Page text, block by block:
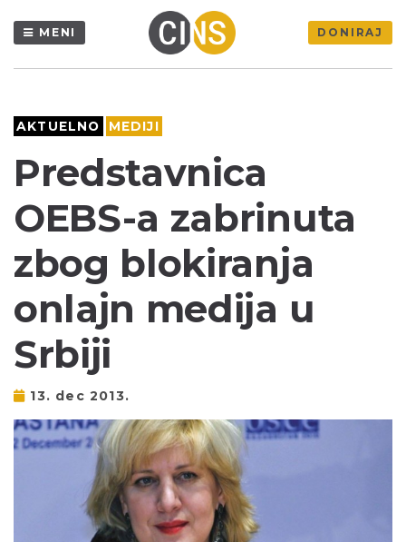
MENI DONIRAJ
AKTUELNO MEDIJI
Predstavnica
OEBS-a zabrinuta
zbog blokiranja
onlajn medija u
Srbiji
13. dec 2013.